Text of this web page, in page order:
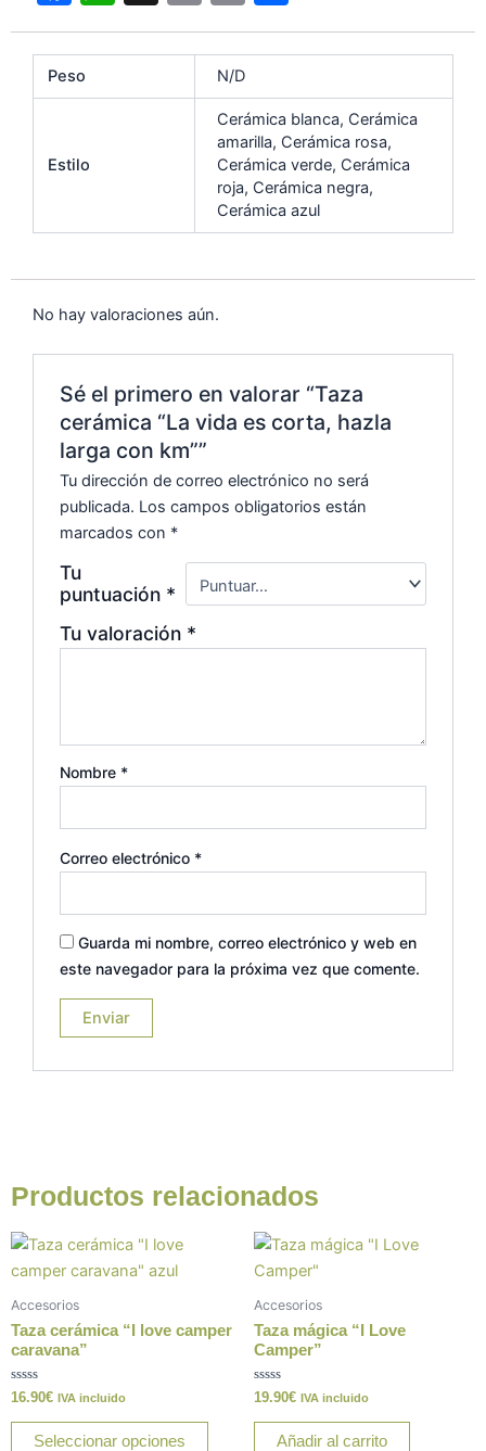
a
c
e
o
k
h
at
s
m
ai
l
o
p
y
Li
n
k
o
m
p
ar
tir
Peso N/D
Estilo
Cerámica blanca, Cerámica
amarilla, Cerámica rosa,
Cerámica verde, Cerámica
roja, Cerámica negra,
Cerámica azul
No hay valoraciones aún.
Sé el primero en valorar “Taza
cerámica “La vida es corta, hazla
larga con km””
Tu dirección de correo electrónico no será
publicada. Los campos obligatorios están
marcados con *
Tu
puntuación *
Tu valoración *
Nombre *
Correo electrónico *
Guarda mi nombre, correo electrónico y web en
este navegador para la próxima vez que comente.
Productos relacionados
Accesorios
Taza cerámica “I love camper
caravana”
Valorado
0
16.90€ IVA incluido
Seleccionar opciones
producto
múltiples
variantes.
opciones
se
Accesorios
Taza mágica “I Love
Camper”
Valorado
0
19.90€ IVA incluido
Añadir al carrito